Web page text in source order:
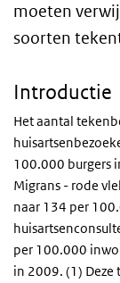
moeten
soorten
Introductie
Het aantal
100.000 burgers
Migrans - rode
naar 134 per
per 100.000
in 2009. (1) Deze